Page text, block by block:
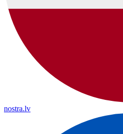
nostra.lv